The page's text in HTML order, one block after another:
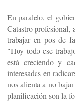
En paralelo, el
Catastro profesional,
trabajar en pos de
"Hoy todo ese
está creciendo y
interesadas en
nos alienta a no
planificación son la